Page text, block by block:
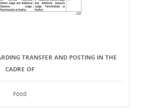
TRANSFER AND POSTING IN THE
CADRE OF
Food